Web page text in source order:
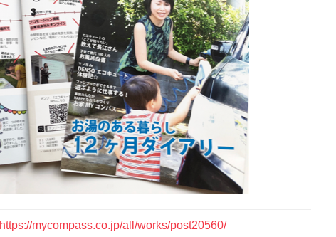
https://mycompass.co.jp/all/works/post20560/